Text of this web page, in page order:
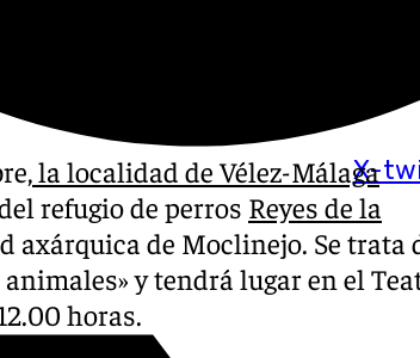
X-
la localidad de Vélez-Málaga
refugio de perros Reyes de la
axárquica de Moclinejo. Se trata
y tendrá lugar en el
horas.